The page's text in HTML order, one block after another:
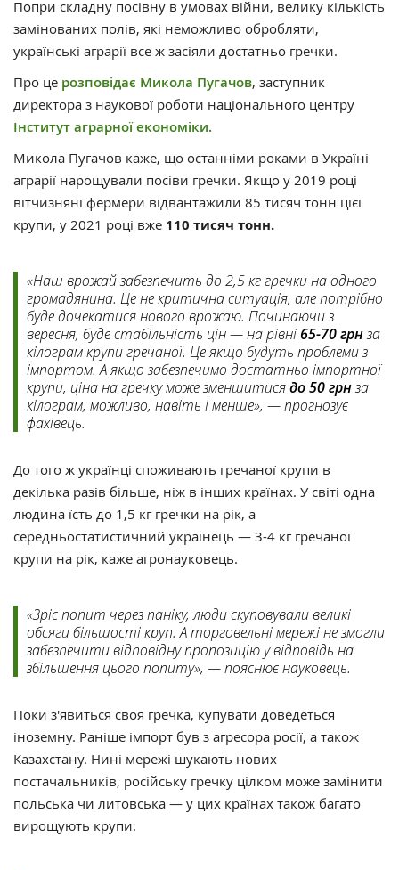
Попри складну посівну в умовах війни, велику кількість
замінованих полів, які неможливо обробляти,
українські аграрії все ж засіяли достатньо гречки.
Про це розповідає Микола Пугачов, заступник
директора з наукової роботи національного центру
Інститут аграрної економіки.
Микола Пугачов каже, що останніми роками в Україні
аграрії нарощували посіви гречки. Якщо у 2019 році
вітчизняні фермери відвантажили 85 тисяч тонн цієї
крупи, у 2021 році вже 110 тисяч тонн.
«Наш врожай забезпечить до 2,5 кг гречки на одного
громадянина. Це не критична ситуація, але потрібно
буде дочекатися нового врожаю. Починаючи з
вересня, буде стабільність цін — на рівні 65-70 грнза
кілограм крупи гречаної. Це якщо будуть проблеми з
імпортом. А якщо забезпечимо достатньо імпортної
крупи, ціна на гречку може зменшитисядо 50 грнза
кілограм, можливо, навіть і менше», — прогнозує
фахівець.
До того ж українці споживають гречаної крупи в
декілька разів більше, ніж в інших країнах. У світі одна
людина їсть до 1,5 кг гречки на рік, а
середньостатистичний українець — 3-4 кг гречаної
крупи на рік, каже агронауковець.
«Зріс попит через паніку, люди скуповували великі
обсяги більшості круп. А торговельні мережі не змогли
забезпечити відповідну пропозицію у відповідь на
збільшення цього попиту», — пояснює науковець.
Поки з'явиться своя гречка, купувати доведеться
іноземну. Раніше імпорт був з агресора росії, а також
Казахстану. Нині мережі шукають нових
постачальників, російську гречку цілком може замінити
польська чи литовська — у цих країнах також багато
вирощують крупи.